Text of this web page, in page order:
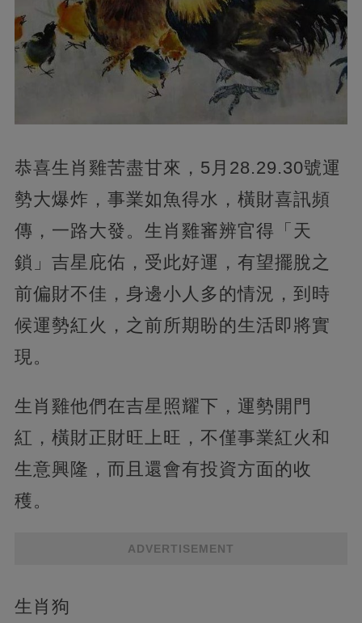
恭喜生肖雞苦盡甘來，5月28.29.30號運
勢大爆炸，事業如魚得水，橫財喜訊頻
傳，一路大發。生肖雞審辨官得「天
鎖」吉星庇佑，受此好運，有望擺脫之
前偏財不佳，身邊小人多的情況，到時
候運勢紅火，之前所期盼的生活即將實
現。
生肖雞他們在吉星照耀下，運勢開門
紅，橫財正財旺上旺，不僅事業紅火和
生意興隆，而且還會有投資方面的收
穫。
ADVERTISEMENT
生肖狗